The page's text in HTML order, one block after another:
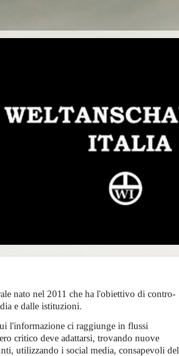
nato nel 2011 che ha l'obiettivo di contro-
e dalle istituzioni.
l'informazione ci raggiunge in flussi
critico deve adattarsi, trovando nuove
utilizzando i social media, consapevoli del